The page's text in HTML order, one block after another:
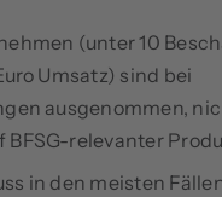
(unter 10
Umsatz) sind bei
ausgenommen,
BFSG-relevanter
in den meisten